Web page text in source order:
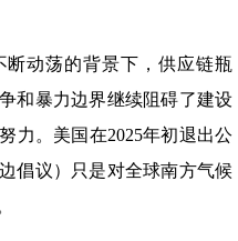
断动荡的背景下，供应链瓶
和暴力边界继续阻碍了建设
力。美国在2025年初退出公
倡议）只是对全球南方气候